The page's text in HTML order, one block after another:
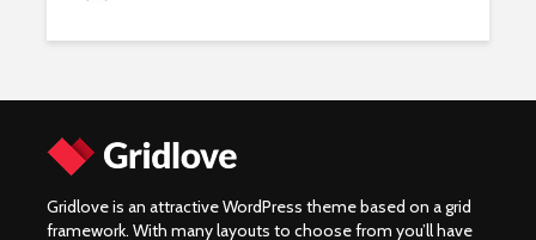
Gridlove is an attractive WordPress theme based on a grid
framework. With many layouts to choose from you’ll have